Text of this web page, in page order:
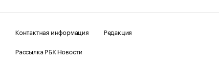
Контактная информация
Редакция
Рассылка РБК Новости